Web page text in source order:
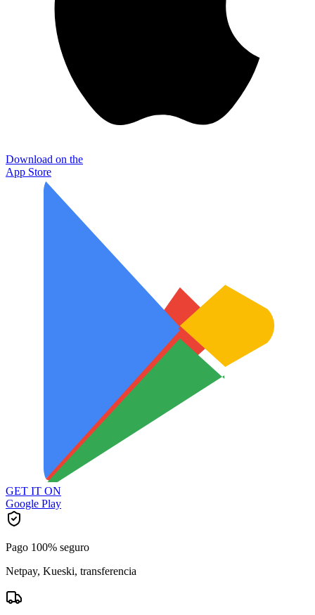
Download on the
App Store
GET IT ON
Google Play
Pago 100% seguro
Netpay, Kueski, transferencia